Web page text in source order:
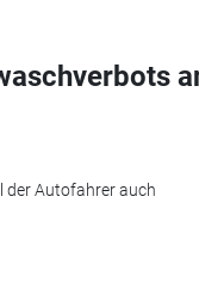
der Autofahrer auch